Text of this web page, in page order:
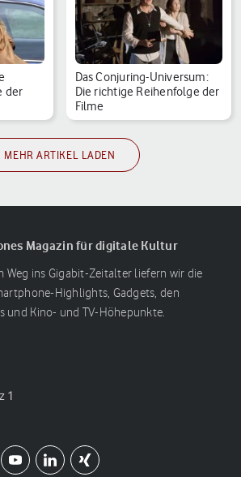
der
Das Conjuring-Universum:
Die richtige Reihenfolge der
Filme
MEHR ARTIKEL LADEN
Magazin für digitale Kultur
Weg ins Gigabit-Zeitalter liefern wir die
Highlights, Gadgets, den
und Kino- und TV-Höhepunkte.
1